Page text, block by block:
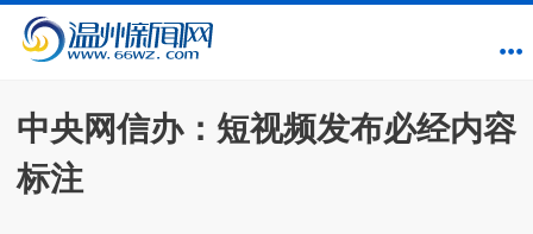
中央网信办：短视频发布必经内容
标注